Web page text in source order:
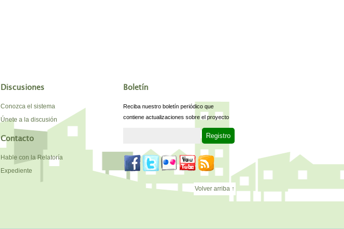
Discusiones
Conozca el sistema
Únete a la discusión
Contacto
Hable con la Relatoría
Expediente
Boletín
Reciba nuestro boletín periódico que
contiene actualizaciones sobre el proyecto
Volver arriba ↑